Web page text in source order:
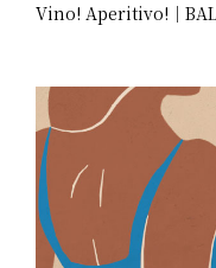
Vino! Aperitivo!｜